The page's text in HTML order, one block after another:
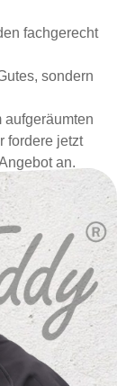
fachgerecht
sondern
fordere jetzt
an.